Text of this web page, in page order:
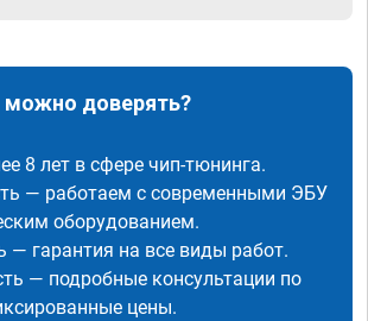
доверять?
8 лет в сфере чип-тюнинга.
— работаем с современными ЭБУ
оборудованием.
— гарантия на все виды работ.
— подробные консультации по
цены.